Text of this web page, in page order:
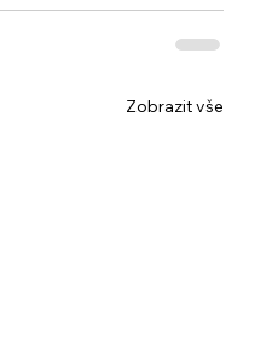
Zobrazit vše